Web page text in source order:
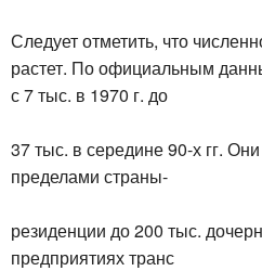
Следует отметить, что
растет. По официальным
с 7 тыс. в 1970 г. до
37 тыс. в середине 90-х гг.
пределами страны-
резиденции до 200 тыс.
предприятиях транс